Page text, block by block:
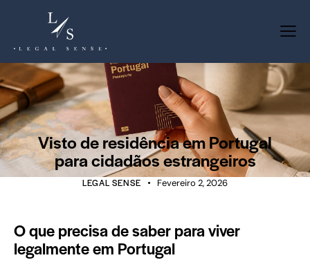
PORTUGAL VISA
Visto de residência em Portugal
para cidadãos estrangeiros
LEGAL SENSE Fevereiro 2, 2026
O que precisa de saber para viver
legalmente em Portugal